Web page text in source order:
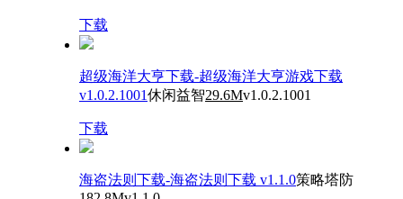
下载
超级海洋大亨下载-超级海洋大亨游戏下载
v1.0.2.1001休闲益智29.6Mv1.0.2.1001
下载
海盗法则下载-海盗法则下载 v1.1.0策略塔防